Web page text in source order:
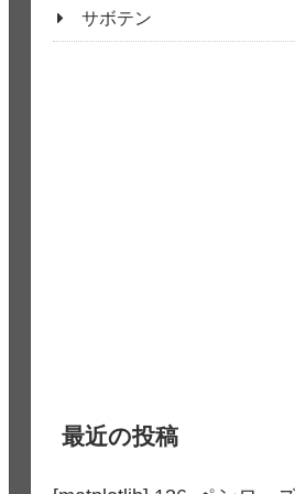
サボテン
最近の投稿